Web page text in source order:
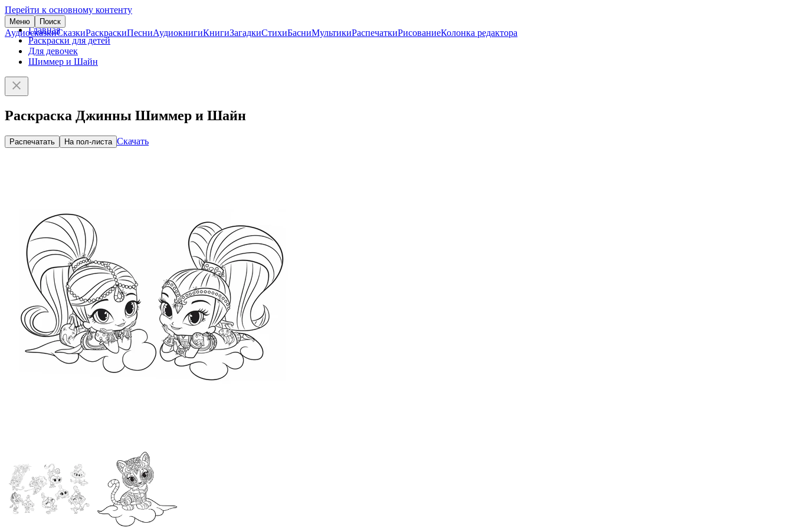
Перейти к основному контенту
Меню Поиск
АудиосказкиСказкиРаскраскиПесниАудиокнигиКнигиЗагадкиСтихиБасниМультикиРаспечаткиРисованиеКолонка редактора
Главная
Раскраски для детей
Для девочек
Шиммер и Шайн
Раскраска Джинны Шиммер и Шайн
Распечатать На пол-листа Скачать